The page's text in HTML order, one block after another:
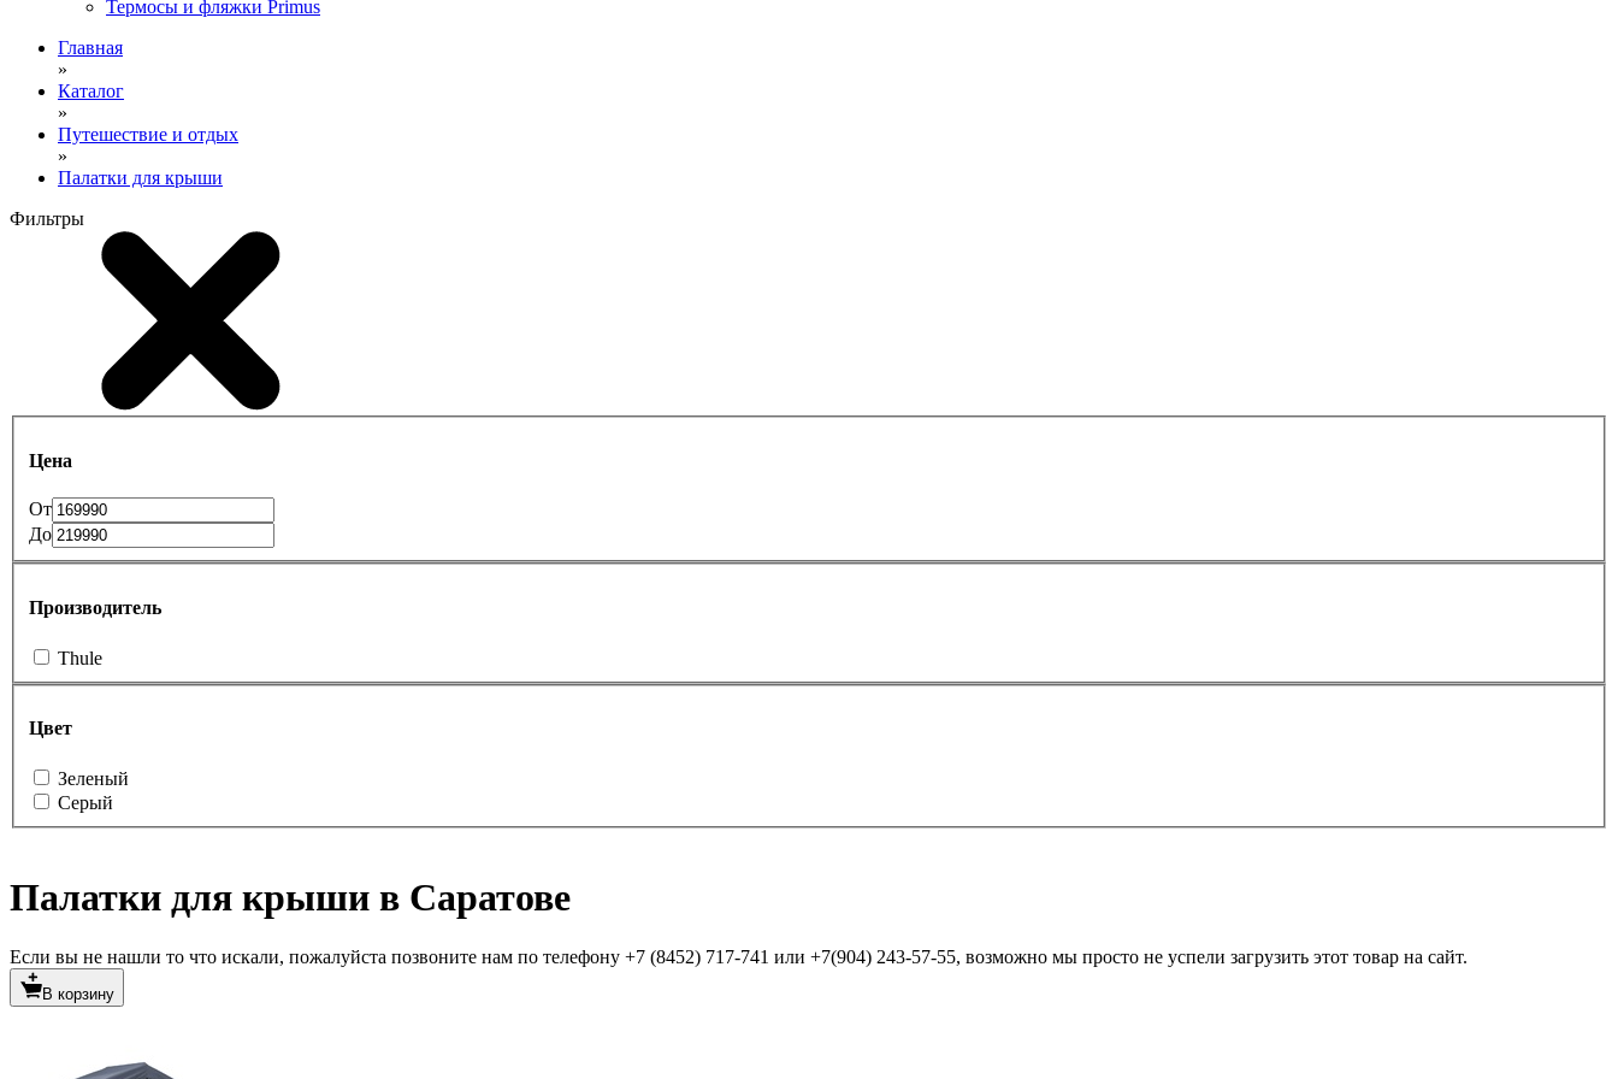
Термосы и фляжки Primus
Главная
»
Каталог
»
Путешествие и отдых
»
Палатки для крыши
Фильтры
Цена
От
До
Производитель
Thule
Цвет
Зеленый
Серый
Палатки для крыши в Саратове
Если вы не нашли то что искали, пожалуйста позвоните нам по телефону +7 (8452) 717-741 или +7(904) 243-57-55, возможно мы просто не успели загрузить этот товар на сайт.
В корзину